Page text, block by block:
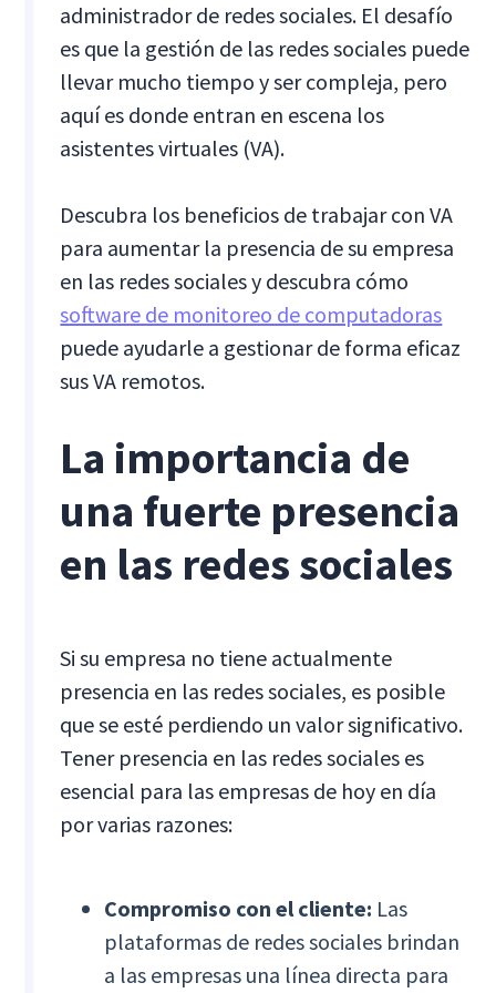
administrador de redes sociales. El desafío
es que la gestión de las redes sociales puede
llevar mucho tiempo y ser compleja, pero
aquí es donde entran en escena los
asistentes virtuales (VA).
Descubra los beneficios de trabajar con VA
para aumentar la presencia de su empresa
en las redes sociales y descubra cómo
software de monitoreo de computadoras
puede ayudarle a gestionar de forma eficaz
sus VA remotos.
La importancia de
una fuerte presencia
en las redes sociales
Si su empresa no tiene actualmente
presencia en las redes sociales, es posible
que se esté perdiendo un valor significativo.
Tener presencia en las redes sociales es
esencial para las empresas de hoy en día
por varias razones:
Compromiso con el cliente: Las
plataformas de redes sociales brindan
a las empresas una línea directa para